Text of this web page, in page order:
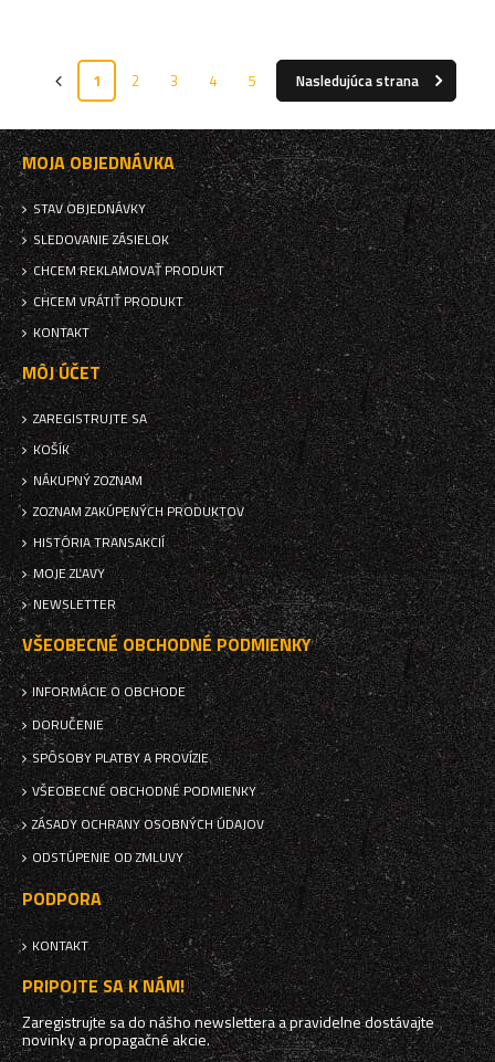
1 2 3 4 5 Nasledujúca strana
MOJA OBJEDNÁVKA
STAV OBJEDNÁVKY
SLEDOVANIE ZÁSIELOK
CHCEM REKLAMOVAŤ PRODUKT
CHCEM VRÁTIŤ PRODUKT
KONTAKT
MÔJ ÚČET
ZAREGISTRUJTE SA
KOŠÍK
NÁKUPNÝ ZOZNAM
ZOZNAM ZAKÚPENÝCH PRODUKTOV
HISTÓRIA TRANSAKCIÍ
MOJE ZĽAVY
NEWSLETTER
VŠEOBECNÉ OBCHODNÉ PODMIENKY
INFORMÁCIE O OBCHODE
DORUČENIE
SPÔSOBY PLATBY A PROVÍZIE
VŠEOBECNÉ OBCHODNÉ PODMIENKY
ZÁSADY OCHRANY OSOBNÝCH ÚDAJOV
ODSTÚPENIE OD ZMLUVY
PODPORA
KONTAKT
PRIPOJTE SA K NÁM!
Zaregistrujte sa do nášho newslettera a pravidelne dostávajte
novinky a propagačné akcie.